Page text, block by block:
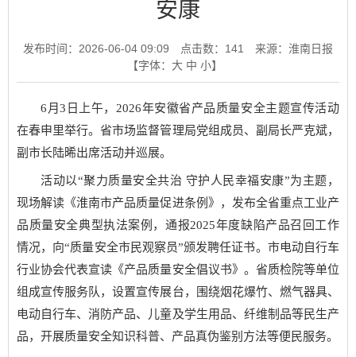
安康
发布时间：2026-06-04 09:09 点击数： 141
来源：淮南日报
【字体： 大 中 小】
6月3日上午，2026年安徽省产品质量安全主题宣传活动
在春申里举行。省市场监督管理局党组成员、副局长严克斌，
副市长陆晞出席活动并巡展。
活动以“聚力质量安全共治 守护人民幸福安康”为主题，
现场解读《淮南市产品质量促进条例》，发布全省重点工业产
品质量安全典型执法案例，通报2025年度缺陷产品召回工作
情况，向“质量安全市民观察员”颁发聘任证书。市电动自行车
行业协会代表宣读《产品质量安全倡议书》。省质检院等单位
组成宣传服务队，设置宣传展台，围绕烟花爆竹、燃气器具、
电动自行车、消防产品、儿童及学生用品、纤维制品等民生产
品，开展质量安全知识科普、产品真伪鉴别方法等便民服务。